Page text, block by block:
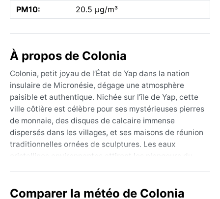
PM10:
20.5 µg/m³
À propos de Colonia
Colonia, petit joyau de l’État de Yap dans la nation
insulaire de Micronésie, dégage une atmosphère
paisible et authentique. Nichée sur l’île de Yap, cette
ville côtière est célèbre pour ses mystérieuses pierres
de monnaie, des disques de calcaire immense
dispersés dans les villages, et ses maisons de réunion
traditionnelles ornées de sculptures. Les eaux
cristallines environnantes attirent les plongeurs du
île volcanique couverte de forêts luxuriantes, baignée
Comparer la météo de Colonia